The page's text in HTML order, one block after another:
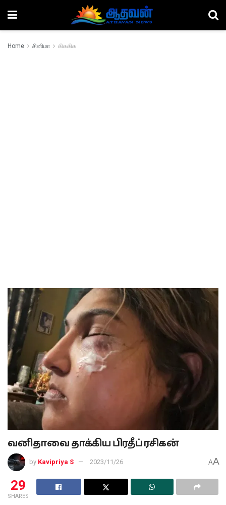
Home சினிமா கிசுகிசு
வனிதாவை தாக்கிய பிரதீப் ரசிகன்
by Kavipriya S 2023/11/26 AA
29
SHARES